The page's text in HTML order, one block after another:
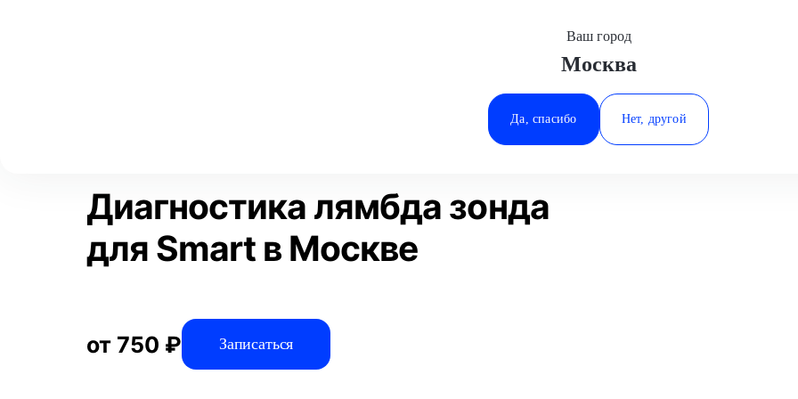
Минеральные Воды
Ростов-на-Дону
Ставрополь
Ваш город
Москва
Да, спасибо Нет, другой
Диагностика лямбда зонда Smart
Статьи
Диагностика лямбда зонда
для Smart в Москве
от 750 ₽ Записаться